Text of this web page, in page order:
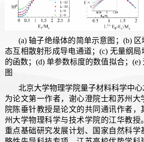
(a) 轴子绝缘体的简单示意图；(b)
态互相散射形成导电通道；(c) 无量纲
的函数；(d) 单参数标度的数值拟合；(e)
图
北京大学物理学院量子材料科学中
为论文第一作者，谢心澄院士和苏州大
院陈垂针教授是论文的共同通讯作者，
州大学物理科学与技术学院的江华教授
重点基础研究发展计划、国家自然科学